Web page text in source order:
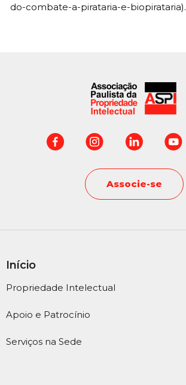
do-combate-a-pirataria-e-biopirataria).
Associe-se
Início
Propriedade Intelectual
Apoio e Patrocínio
Serviços na Sede